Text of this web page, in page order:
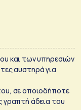
και των υπηρεσιών
αυστηρά για
σε οποιοδήποτε
γραπτή άδεια του